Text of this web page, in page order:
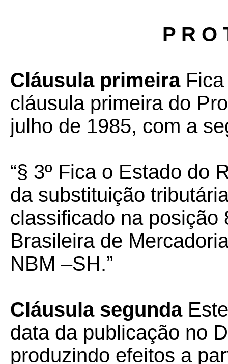
P R O
Cláusula primeiraFica
cláusula primeira do
julho de 1985, com a
“§ 3º Fica o Estado do
da substituição
classificado na posição
Brasileira de
NBM –SH.”
Cláusula segunda
data da publicação no
produzindo efeitos a